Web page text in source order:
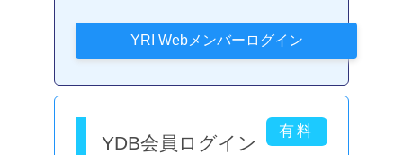
YDB会員ログイン